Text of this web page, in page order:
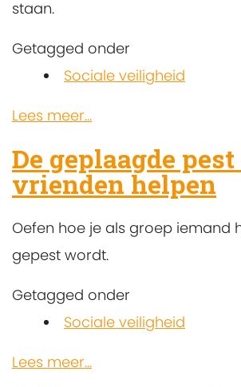
staan.
Getagged onder
Sociale veiligheid
Lees meer...
De geplaagde pest
vrienden helpen
Oefen hoe je als groep iemand
gepest wordt.
Getagged onder
Sociale veiligheid
Lees meer...